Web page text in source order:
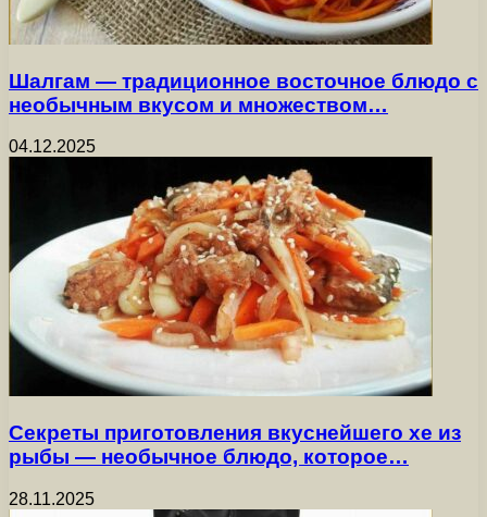
Шалгам — традиционное восточное блюдо с
необычным вкусом и множеством…
04.12.2025
Секреты приготовления вкуснейшего хе из
рыбы — необычное блюдо, которое…
28.11.2025